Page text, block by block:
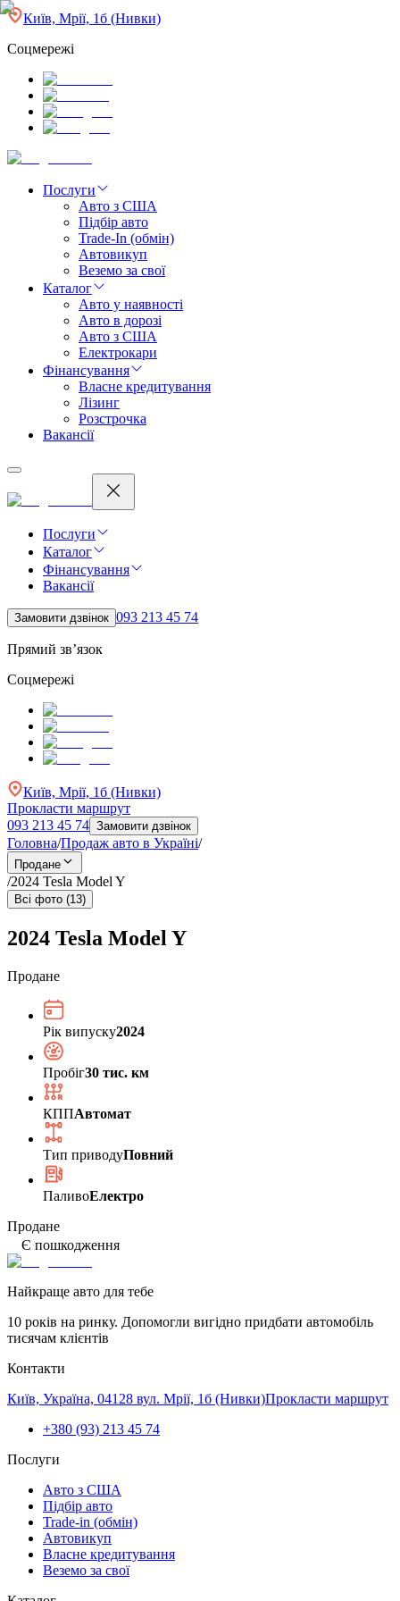
Київ, Мрії, 1б (Нивки)
Соцмережі
Послуги
Авто з США
Підбір авто
Trade-In (обмін)
Автовикуп
Веземо за свої
Каталог
Авто у наявності
Авто в дорозі
Авто з США
Електрокари
Фінансування
Власне кредитування
Лізинг
Розстрочка
Вакансії
Послуги
Каталог
Фінансування
Вакансії
Замовити дзвінок 093 213 45 74
Прямий зв’язок
Соцмережі
Київ, Мрії, 1б (Нивки)
Прокласти маршрут
093 213 45 74 Замовити дзвінок
Головна/Продаж авто в Україні/
Продане
/2024 Tesla Model Y
Всі фото (13)
2024 Tesla Model Y
Продане
Рік випуску2024
Пробіг30 тис. км
КППАвтомат
Тип приводуПовний
ПаливоЕлектро
Продане
Є пошкодження
Найкраще авто для тебе
10 років на ринку. Допомогли вигідно придбати автомобіль
тисячам клієнтів
Контакти
Київ, Україна, 04128 вул. Мрії, 1б (Нивки)Прокласти маршрут
+380 (93) 213 45 74
Послуги
Авто з США
Підбір авто
Trade-in (обмін)
Автовикуп
Власне кредитування
Веземо за свої